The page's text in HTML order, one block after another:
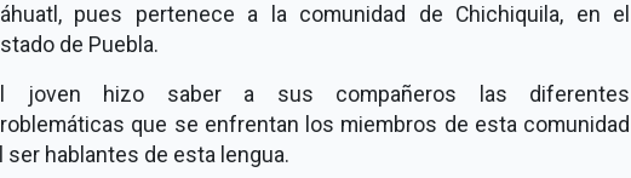
pues pertenece a la comunidad de Chichiquila, en el
de Puebla.
joven hizo saber a sus compañeros las diferentes
que se enfrentan los miembros de esta comunidad
ser hablantes de esta lengua.